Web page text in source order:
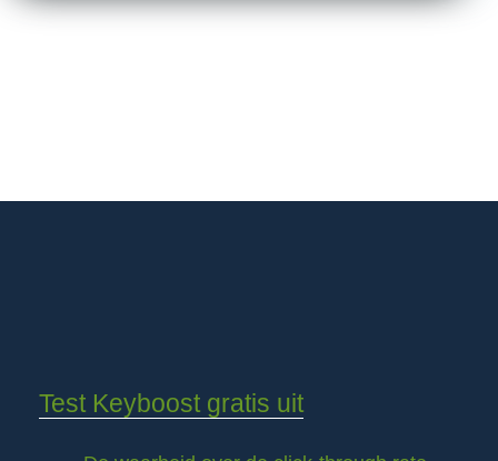
Test Keyboost gratis uit